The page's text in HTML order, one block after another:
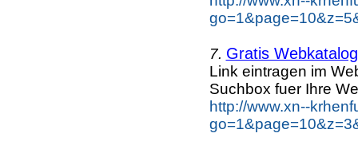
7. Gratis
Link eintragen im
Suchbox fuer Ihre
http://www.xn--